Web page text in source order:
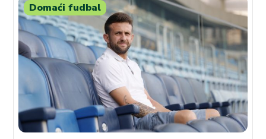
Domaći fudbal